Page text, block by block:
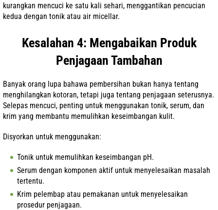
kurangkan mencuci ke satu kali sehari, menggantikan pencucian
kedua dengan tonik atau air micellar.
Kesalahan 4: Mengabaikan Produk
Penjagaan Tambahan
Banyak orang lupa bahawa pembersihan bukan hanya tentang
menghilangkan kotoran, tetapi juga tentang penjagaan seterusnya.
Selepas mencuci, penting untuk menggunakan tonik, serum, dan
krim yang membantu memulihkan keseimbangan kulit.
Disyorkan untuk menggunakan:
Tonik untuk memulihkan keseimbangan pH.
Serum dengan komponen aktif untuk menyelesaikan masalah
tertentu.
Krim pelembap atau pemakanan untuk menyelesaikan
prosedur penjagaan.